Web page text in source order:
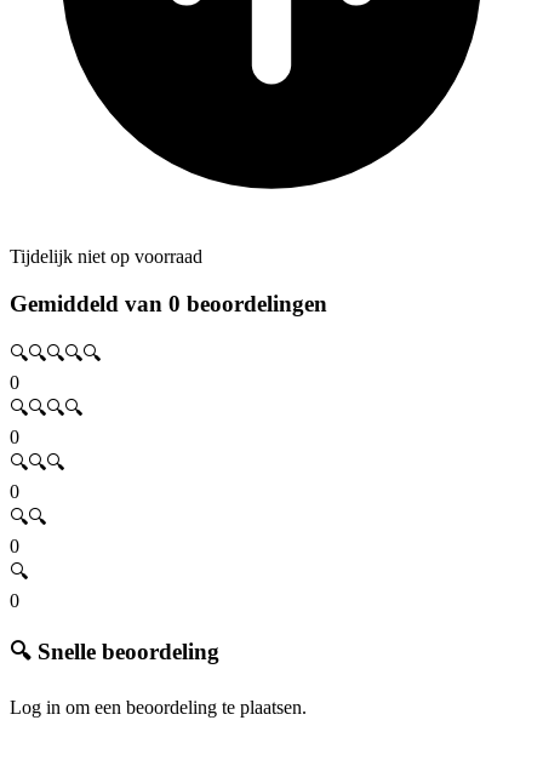
Tijdelijk niet op voorraad
Gemiddeld van 0 beoordelingen
🔍🔍🔍🔍🔍
0
🔍🔍🔍🔍
0
🔍🔍🔍
0
🔍🔍
0
🔍
0
🔍 Snelle beoordeling
Log in om een beoordeling te plaatsen.